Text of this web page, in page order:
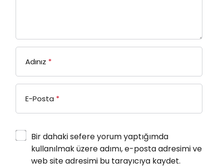
Adınız *
E-Posta *
Bir dahaki sefere yorum yaptığımda
kullanılmak üzere adımı, e-posta adresimi ve
web site adresimi bu tarayıcıya kaydet.